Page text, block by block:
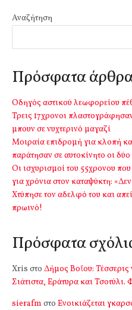
Αναζήτηση
Πρόσφατα
Οδηγός αστικού λεωφορείου
Τρεις 17χρονοι
μπουν σε νυχτερινό μαγαζί
Μοιραία επιδρομή για κλοπή
παράτησαν σε αυτοκίνητο οι
Οι ισχυρισμοί του 55χρονου
για χρόνια στον καταψύκτη:
Χτύπησε τον αδελφό του και
πρωινό!
Πρόσφατα
Xris στο Δήμος Βοΐου: Τέσσερις
Σιάτιστα, Εράτυρα και Τσοτύλι.
sierafm στο Ενοικιάζεται